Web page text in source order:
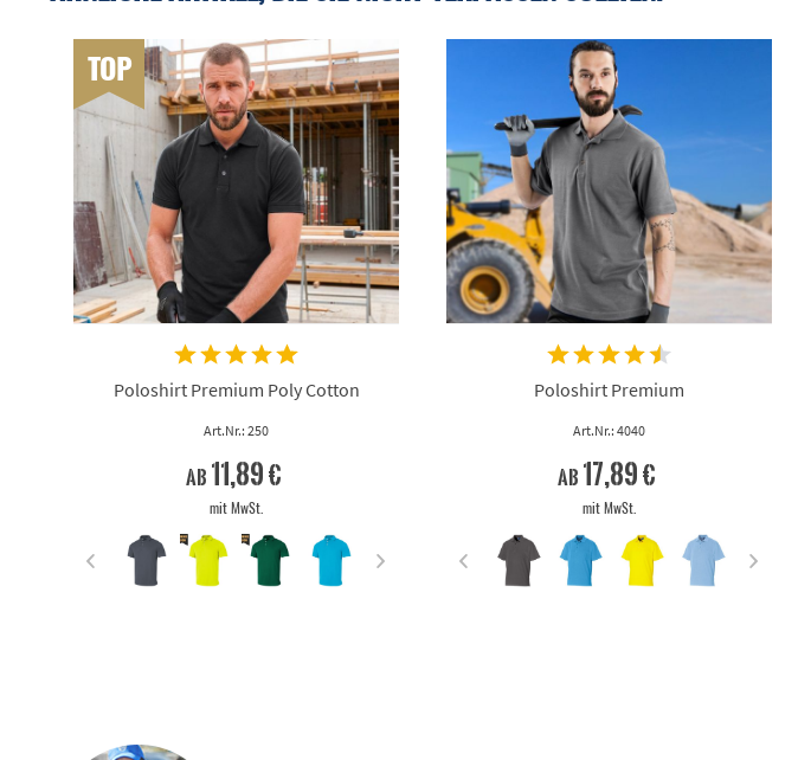
TOP
Poloshirt Premium Poly Cotton
Art.Nr.: 250
ab 11,89 €
mit MwSt.
Poloshirt Premium
Art.Nr.: 4040
ab 17,89 €
mit MwSt.